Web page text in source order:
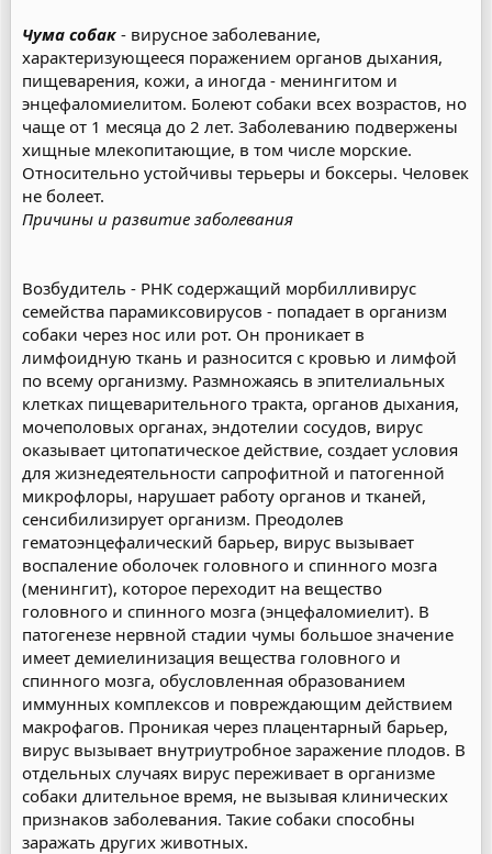
Чума собак - вирусное заболевание,
характеризующееся поражением органов дыхания,
пищеварения, кожи, а иногда - менингитом и
энцефаломиелитом. Болеют собаки всех возрастов, но
чаще от 1 месяца до 2 лет. Заболеванию подвержены
хищные млекопитающие, в том числе морские.
Относительно устойчивы терьеры и боксеры. Человек
не болеет.
Причины и развитие заболевания
Возбудитель - РНК содержащий морбилливирус
семейства парамиксовирусов - попадает в организм
собаки через нос или рот. Он проникает в
лимфоидную ткань и разносится с кровью и лимфой
по всему организму. Размножаясь в эпителиальных
клетках пищеварительного тракта, органов дыхания,
мочеполовых органах, эндотелии сосудов, вирус
оказывает цитопатическое действие, создает условия
для жизнедеятельности сапрофитной и патогенной
микрофлоры, нарушает работу органов и тканей,
сенсибилизирует организм. Преодолев
гематоэнцефалический барьер, вирус вызывает
воспаление оболочек головного и спинного мозга
(менингит), которое переходит на вещество
головного и спинного мозга (энцефаломиелит). В
патогенезе нервной стадии чумы большое значение
имеет демиелинизация вещества головного и
спинного мозга, обусловленная образованием
иммунных комплексов и повреждающим действием
макрофагов. Проникая через плацентарный барьер,
вирус вызывает внутриутробное заражение плодов. В
отдельных случаях вирус переживает в организме
собаки длительное время, не вызывая клинических
признаков заболевания. Такие собаки способны
заражать других животных.